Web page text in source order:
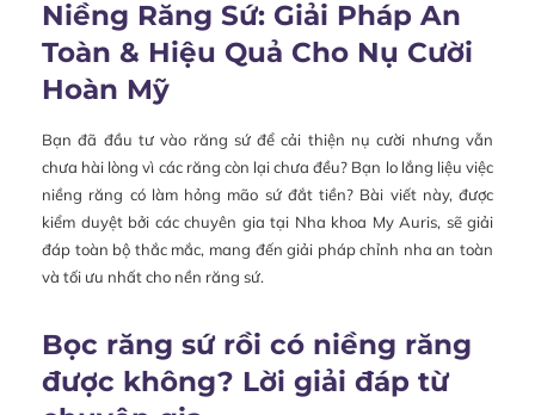
Niềng Răng Sứ: Giải Pháp An
Toàn & Hiệu Quả Cho Nụ Cười
Hoàn Mỹ
Bạn đã đầu tư vào răng sứ để cải thiện nụ cười nhưng vẫn
chưa hài lòng vì các răng còn lại chưa đều? Bạn lo lắng liệu việc
niềng răng có làm hỏng mão sứ đắt tiền? Bài viết này, được
kiểm duyệt bởi các chuyên gia tại Nha khoa My Auris, sẽ giải
đáp toàn bộ thắc mắc, mang đến giải pháp chỉnh nha an toàn
và tối ưu nhất cho nền răng sứ.
Bọc răng sứ rồi có niềng răng
được không? Lời giải đáp từ